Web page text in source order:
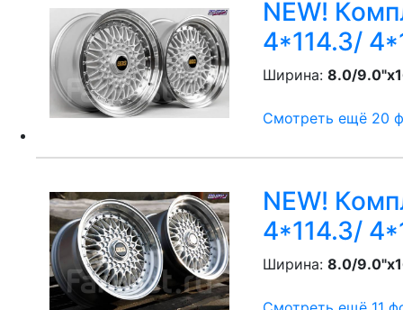
NEW!
4*114.3/
Ширина: 8.0/
Смотреть ещё 20
NEW!
4*114.3/
Ширина: 8.0/